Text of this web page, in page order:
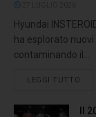
Hyundai
ha esplorato
contaminando il...
LEGGI TUTTO
Il